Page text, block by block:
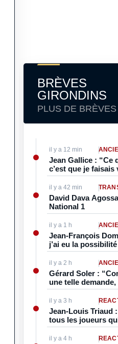
BRÈVES
GIRONDINS
PLUS DE BRÈVES
il y a 12 min
Jean Gallice : “Ce
c’est que je
à celui qui me
l’époque c’était
l’individuel”
il y a 42 min
David Dava
National 1
il y a 1 h
Jean-François
j’ai eu la
contrat aspirant à
inévitablement je
pro. Je vivais foot,
il y a 2 h
Gérard Soler :
une telle demande,
à signer
Normalement, on
pro après”
il y a 3 h
Jean-Louis Triaud
tous les joueurs
par Bordeaux se
vin”
il y a 4 h